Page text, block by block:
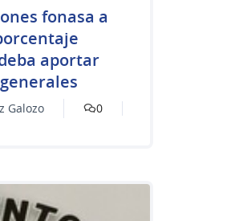
fonasa a
aportar
Galozo
0